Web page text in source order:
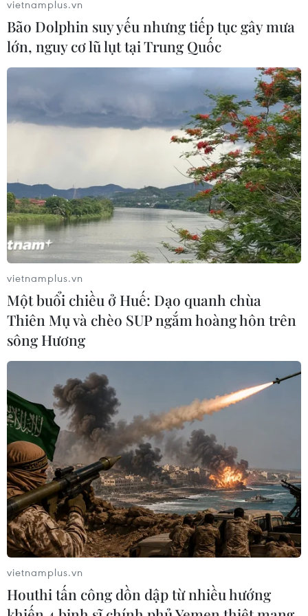
vietnamplus.vn
Bão Dolphin suy yếu nhưng tiếp tục gây mưa
lớn, nguy cơ lũ lụt tại Trung Quốc
vietnamplus.vn
Một buổi chiều ở Huế: Dạo quanh chùa
Thiên Mụ và chèo SUP ngắm hoàng hôn trên
sông Hương
vietnamplus.vn
Houthi tấn công dồn dập từ nhiều hướng